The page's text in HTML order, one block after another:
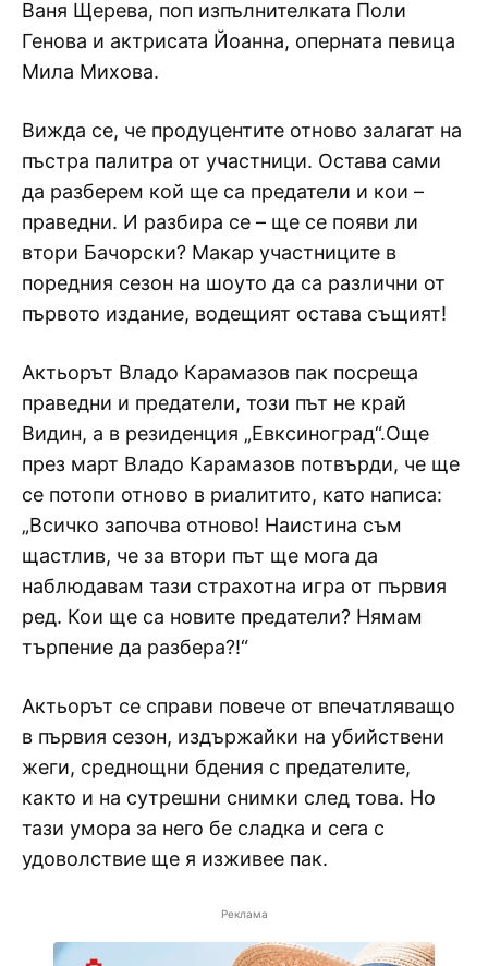
Ваня Щерева, поп изпълнителката Поли
Генова и актрисата Йоанна, оперната певица
Мила Михова.
Вижда се, че продуцентите отново залагат на
пъстра палитра от участници. Остава сами
да разберем кой ще са предатели и кои –
праведни. И разбира се – ще се появи ли
втори Бачорски? Макар участниците в
поредния сезон на шоуто да са различни от
първото издание, водещият остава същият!
Актьорът Владо Карамазов пак посреща
праведни и предатели, този път не край
Видин, а в резиденция „Евксиноград“.Още
през март Владо Карамазов потвърди, че ще
се потопи отново в риалитито, като написа:
„Всичко започва отново! Наистина съм
щастлив, че за втори път ще мога да
наблюдавам тази страхотна игра от първия
ред. Кои ще са новите предатели? Нямам
търпение да разбера?!“
Актьорът се справи повече от впечатляващо
в първия сезон, издържайки на убийствени
жеги, среднощни бдения с предателите,
както и на сутрешни снимки след това. Но
тази умора за него бе сладка и сега с
удоволствие ще я изживее пак.
Реклама